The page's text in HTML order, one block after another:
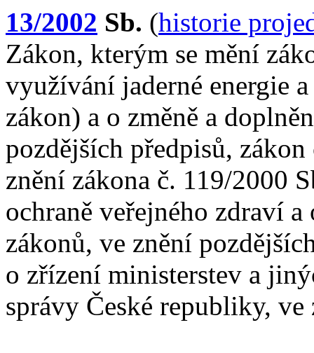
13/2002 Sb. (historie
Zákon, kterým se mění
využívání jaderné energie
zákon) a o změně a
pozdějších předpisů,
znění zákona č. 119/2000
ochraně veřejného zdraví
zákonů, ve znění
o zřízení ministerstev a
správy České republiky,